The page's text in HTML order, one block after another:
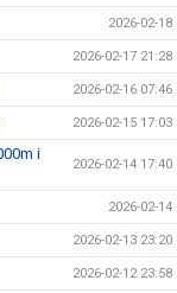
2026-02-18
2026-02-17 21:28
2026-02-16 07:46
2026-02-15 17:03
i
2026-02-14 17:40
2026-02-14
2026-02-13 23:20
2026-02-12 23:58